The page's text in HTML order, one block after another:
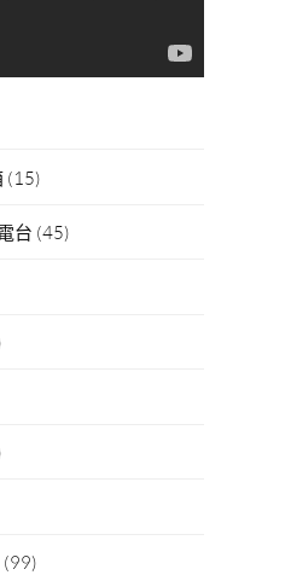
(15)
台 (45)
(99)